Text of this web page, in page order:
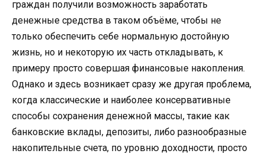
граждан получили возможность заработать
денежные средства в таком объёме, чтобы не
только обеспечить себе нормальную достойную
жизнь, но и некоторую их часть откладывать, к
примеру просто совершая финансовые накопления.
Однако и здесь возникает сразу же другая проблема,
когда классические и наиболее консервативные
способы сохранения денежной массы, такие как
банковские вклады, депозиты, либо разнообразные
накопительные счета, по уровню доходности, просто